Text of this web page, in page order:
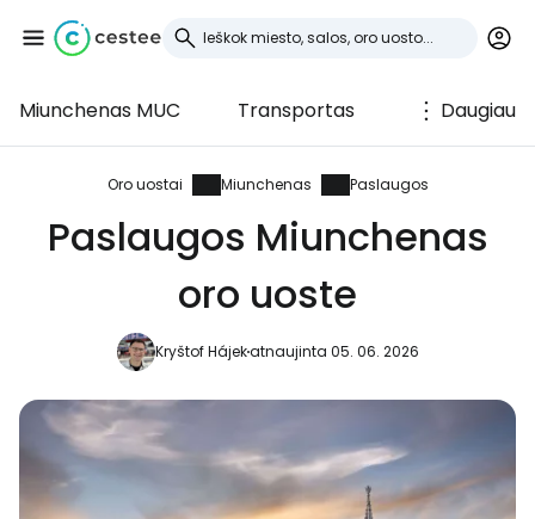
Miunchenas MUC Transportas Daugiau
Oro uostai Miunchenas Paslaugos
Paslaugos Miunchenas
oro uoste
Kryštof Hájekatnaujinta 05. 06. 2026
Prisijunkite prie
Cestee
... pasaulinė kelionių bendruomenė